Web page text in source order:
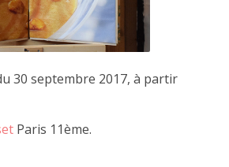
2021 janvier
décembre
2020 novembre
30 septembre 2017, à partir
Paris 11ème.
prennent place laissant à JF
boîtes mystérieuses où se cachent
morceaux de bois.
__encore des boîtes, __6 ou 7 boîtes